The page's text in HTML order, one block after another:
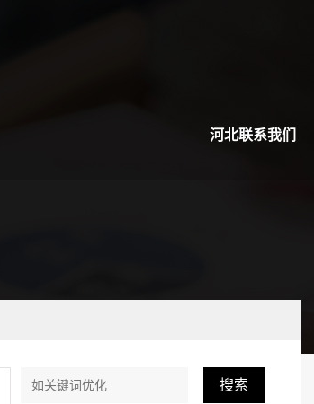
河北联系我们
搜索